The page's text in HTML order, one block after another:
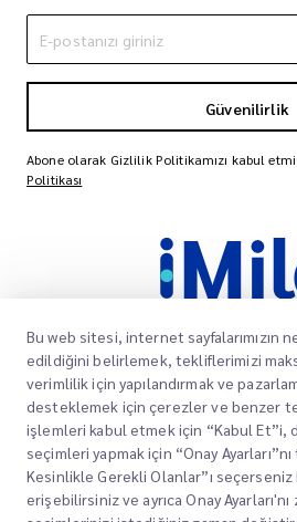
Güvenilirlik
Abone olarak Gizlilik Politikamızı kabul
Politikası
Müşterilerimizin paketlerinin
zamanında ve güvenli bir şekilde
sağlamak, onlara güven ve gönül
sağlamak için güvenilir
kendimizi adadık.
Bu web sitesi, internet sayfalarımızın
edildiğini belirlemek, tekliflerimizi
verimlilik için yapılandırmak ve
desteklemek için çerezler ve benzer
işlemleri kabul etmek için “Kabul Et”i,
seçimleri yapmak için “Onay Ayarları”nı
Kesinlikle Gerekli Olanlar”ı
erişebilirsiniz ve ayrıca Onay